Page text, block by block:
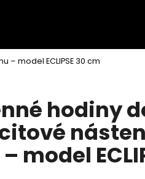
model ECLIPSE 30 cm
hodiny
model